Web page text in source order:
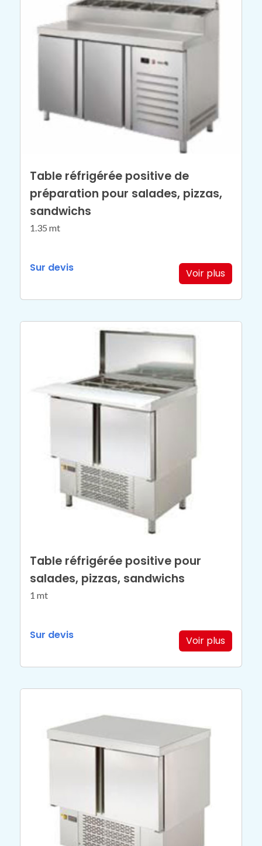
Table réfrigérée positive de
préparation pour salades, pizzas,
sandwichs
1.35 mt
Sur devis Voir plus
Table réfrigérée positive pour
salades, pizzas, sandwichs
1 mt
Sur devis Voir plus